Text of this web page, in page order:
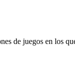
de juegos en los